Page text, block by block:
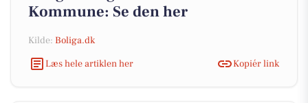
Kommune: Se den her
Kilde: Boliga.dk
Læs hele artiklen her
Kopiér link